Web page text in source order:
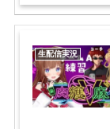
生配信実況